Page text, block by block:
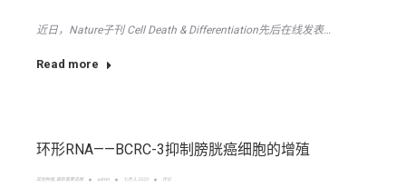
近日，Nature子刊 Cell Death & Differentiation先后在线发表…
Read more
环形RNA——BCRC-3抑制膀胱癌细胞的增殖
其他肿瘤 最新重要进展 admin 七月 3, 2020 评论